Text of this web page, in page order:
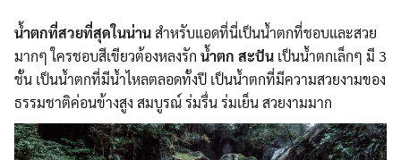
น้ำตกที่สวยที่สุดในน่านสำหรับแอดที่นี่เป็นน้ำตกที่ชอบและสวย
มากๆ ใครชอบสีเขียวต้องหลงรัก น้ำตก สะปัน เป็นน้ำตกเล็กๆ มี 3
ชั้น เป็นน้ำตกที่มีน้ำไหลตลอดทั้งปี เป็นน้ำตกที่มีความสวยงามของ
ธรรมชาติค่อนข้างสูง สมบูรณ์ ร่มรื่น ร่มเย็น สวยงามมาก